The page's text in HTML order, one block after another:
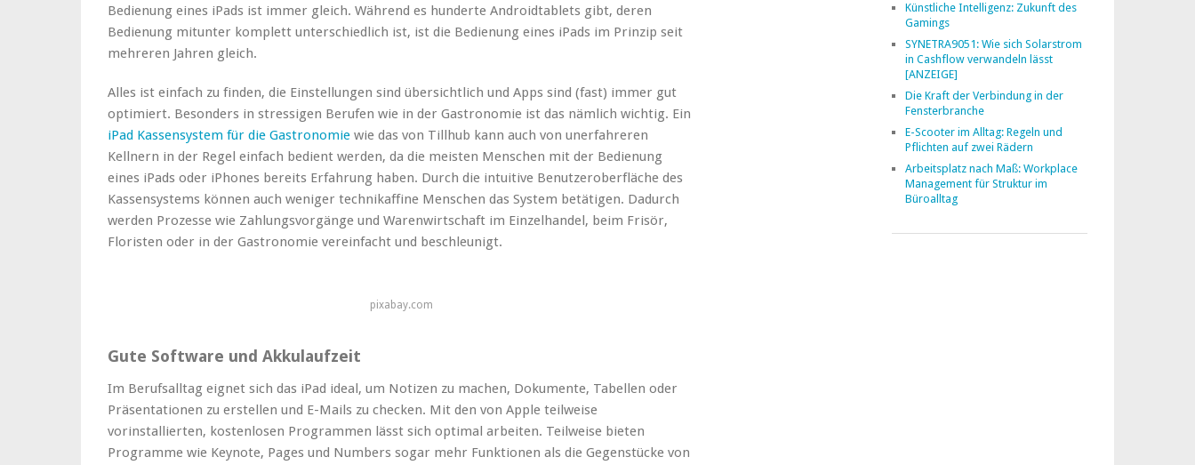
Bedienung eines iPads ist immer gleich. Während es hunderte Androidtablets gibt, deren
Bedienung mitunter komplett unterschiedlich ist, ist die Bedienung eines iPads im Prinzip seit
mehreren Jahren gleich.
Alles ist einfach zu finden, die Einstellungen sind übersichtlich und Apps sind (fast) immer gut
optimiert. Besonders in stressigen Berufen wie in der Gastronomie ist das nämlich wichtig. Ein
iPad Kassensystem für die Gastronomie wie das von Tillhub kann auch von unerfahreren
Kellnern in der Regel einfach bedient werden, da die meisten Menschen mit der Bedienung
eines iPads oder iPhones bereits Erfahrung haben. Durch die intuitive Benutzeroberfläche des
Kassensystems können auch weniger technikaffine Menschen das System betätigen. Dadurch
werden Prozesse wie Zahlungsvorgänge und Warenwirtschaft im Einzelhandel, beim Frisör,
Floristen oder in der Gastronomie vereinfacht und beschleunigt.
pixabay.com
Gute Software und Akkulaufzeit
Im Berufsalltag eignet sich das iPad ideal, um Notizen zu machen, Dokumente, Tabellen oder
Präsentationen zu erstellen und E-Mails zu checken. Mit den von Apple teilweise
vorinstallierten, kostenlosen Programmen lässt sich optimal arbeiten. Teilweise bieten
Programme wie Keynote, Pages und Numbers sogar mehr Funktionen als die Gegenstücke von
Künstliche Intelligenz: Zukunft des
Gamings
SYNETRA9051: Wie sich Solarstrom
in Cashflow verwandeln lässt
[ANZEIGE]
Die Kraft der Verbindung in der
Fensterbranche
E-Scooter im Alltag: Regeln und
Pflichten auf zwei Rädern
Arbeitsplatz nach Maß: Workplace
Management für Struktur im
Büroalltag